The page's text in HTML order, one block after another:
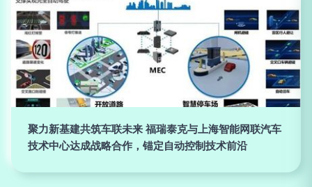
聚力新基建共筑车联未来 福瑞泰克与上海智能网联汽车
技术中心达成战略合作，锚定自动控制技术前沿